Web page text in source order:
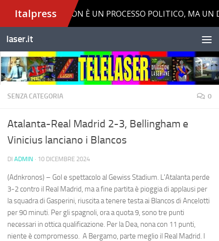
Salta al contenuto
laser.it
SENZA CATEGORIA 0
Atalanta-Real Madrid 2-3, Bellingham e
Vinicius lanciano i Blancos
DI ADMIN · 10 DICEMBRE 2024
(Adnkronos) – Gol e spettacolo al Gewiss Stadium. L'Atalanta perde
3-2 contro il Real Madrid, ma a fine partita è pioggia di applausi per
la squadra di Gasperini, riuscita a tenere testa ai Blancos di Ancelotti
per 90 minuti. Per gli spagnoli, ora a quota 9, sono tre punti
necessari in ottica qualificazione. Per la Dea, nona con 11 punti,
niente è compromesso. A Bergamo, parte meglio il Real Madrid. I